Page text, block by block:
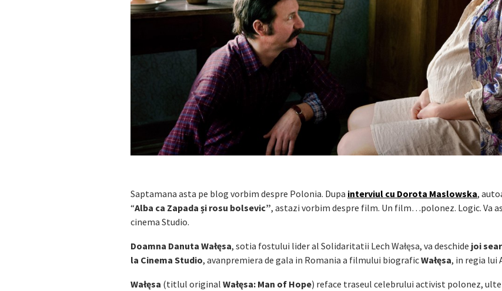
Saptamana asta pe blog vorbim despre Polonia. Dupa interviul cu Dorota Maslowska,
“Alba ca Zapada și rosu bolsevic”, astazi vorbim despre film. Un film…polonez. Logic. Va
cinema Studio.
Doamna Danuta Wałęsa, sotia fostului lider al Solidaritatii Lech Wałęsa, va deschide joi
la Cinema Studio, avanpremiera de gala in Romania a filmului biograficWałęsa, in regia lui
Wałęsa (titlul originalWałęsa: Man of Hope) reface traseul celebrului activist polonez,